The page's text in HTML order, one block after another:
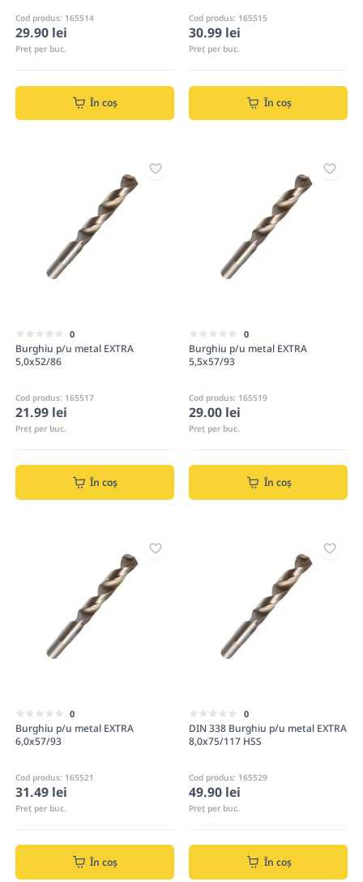
Cod produs: 165514
29.90 lei
Preț per buc.
În coș
Cod produs: 165515
30.99 lei
Preț per buc.
În coș
0
Burghiu p/u metal EXTRA
5,0x52/86
Cod produs: 165517
21.99 lei
Preț per buc.
În coș
0
Burghiu p/u metal EXTRA
5,5x57/93
Cod produs: 165519
29.00 lei
Preț per buc.
În coș
0
Burghiu p/u metal EXTRA
6,0x57/93
Cod produs: 165521
31.49 lei
Preț per buc.
În coș
0
DIN 338 Burghiu p/u metal EXTRA
8,0x75/117 HSS
Cod produs: 165529
49.90 lei
Preț per buc.
În coș